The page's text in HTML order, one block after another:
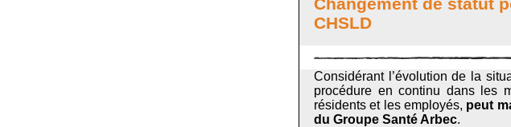
CHSLD
Considérant l’évolution de la
procédure en continu dans les
résidents et les employés, peut
du Groupe Santé Arbec.